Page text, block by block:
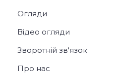
Огляди
Відео огляди
Зворотній зв'язок
Про нас